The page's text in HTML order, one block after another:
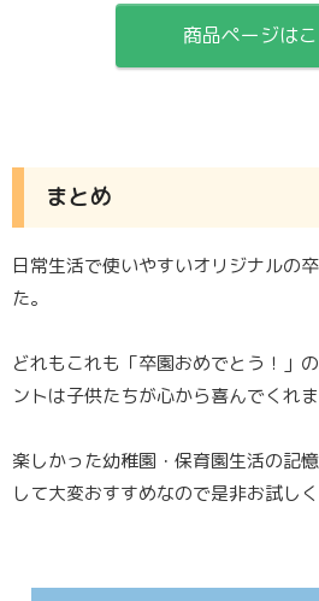
商品ページは
まとめ
日常生活で使いやすいオリジナルの
た。
どれもこれも「卒園おめでとう！」
ントは子供たちが心から喜んでくれま
楽しかった幼稚園・保育園生活の記
して大変おすすめなので是非お試しく